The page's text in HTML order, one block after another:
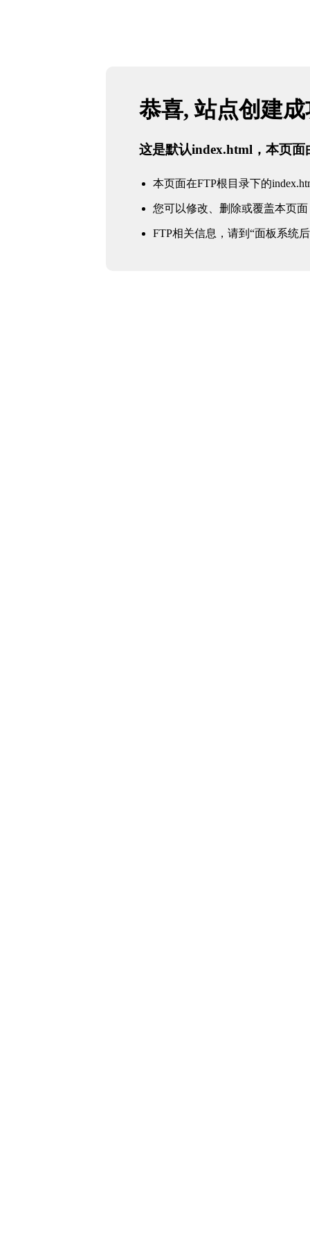
恭喜, 站点创建
这是默认index.html，本页面
本页面在FTP根目录下的
您可以修改、删除或覆盖本页面
FTP相关信息，请到“面板系统